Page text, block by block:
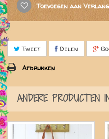
Toevoegen aan
Tweet Delen
Afdrukken
ANDERE PRODUCTEN